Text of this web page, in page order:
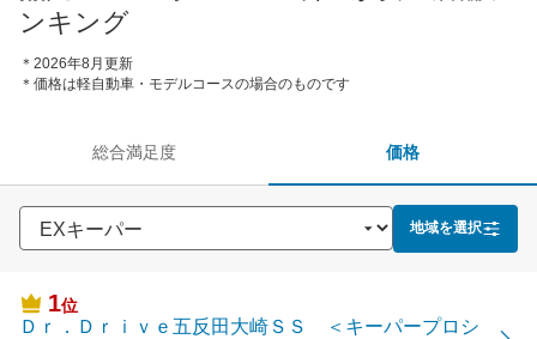
ンキング
＊2026年8月更新
＊価格は軽自動車・モデルコースの場合のものです
総合満足度 価格
地域を選択
1位
Ｄｒ．Ｄｒｉｖｅ五反田大崎ＳＳ ＜キーパープロシ